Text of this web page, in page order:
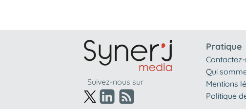
Suivez-nous sur
Pratique
Qui
Mentions
Politique